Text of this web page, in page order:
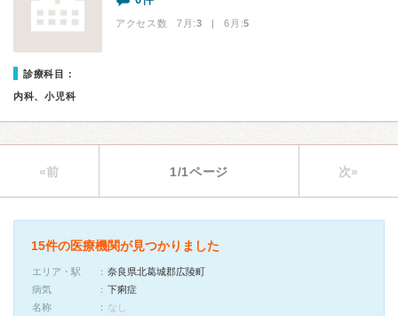
アクセス数 7月:3 | 6月:5
診療科目：
内科、小児科
«前 1/1ページ 次»
15件の医療機関が見つかりました
エリア・駅
奈良県北葛城郡広陵町
病気
下痢症
名称
なし